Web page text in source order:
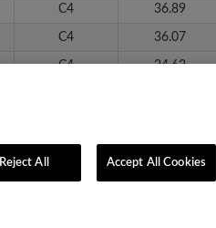
C4 36.89
C4 36.07
C4 24.63
Reject All Accept All Cookies